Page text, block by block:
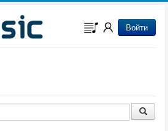
Войти
Музыка из сериалов